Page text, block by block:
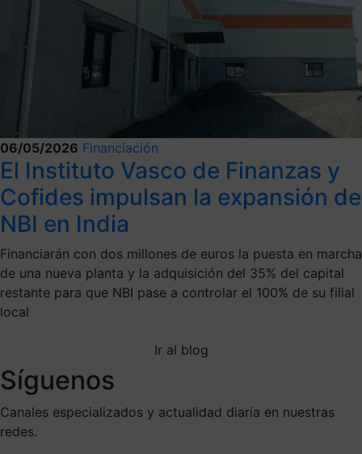
06/05/2026 Financiación
El Instituto Vasco de Finanzas y
Cofides impulsan la expansión de
NBI en India
Financiarán con dos millones de euros la puesta en marcha
de una nueva planta y la adquisición del 35% del capital
restante para que NBI pase a controlar el 100% de su filial
local
Ir al blog
Síguenos
Canales especializados y actualidad diaria en nuestras
redes.